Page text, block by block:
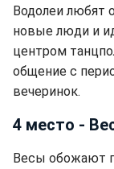
Водолеи любят
новые люди и
центром
общение с
вечеринок.
4 место -
Весы обожают